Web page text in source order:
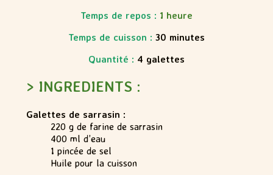
Temps de repos : 1 heure
Temps de cuisson : 30 minutes
Quantité : 4 galettes
> INGREDIENTS :
Galettes de sarrasin :
220 g de farine de sarrasin
400 ml d’eau
1 pincée de sel
Huile pour la cuisson